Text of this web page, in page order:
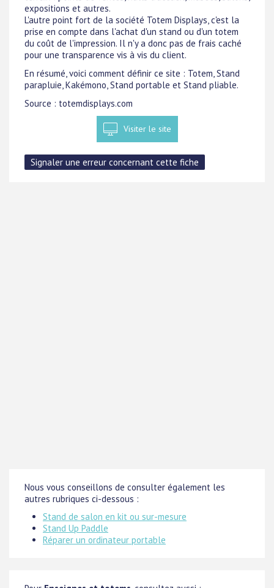
expositions et autres.
L'autre point fort de la société Totem Displays, c'est la
prise en compte dans l'achat d'un stand ou d'un totem
du coût de l'impression. Il n'y a donc pas de frais caché
pour une transparence vis à vis du client.
En résumé, voici comment définir ce site : Totem, Stand
parapluie, Kakémono, Stand portable et Stand pliable.
Source : totemdisplays.com
Visiter le site
Nous vous conseillons de consulter également les
autres rubriques ci-dessous :
Stand de salon en kit ou sur-mesure
Stand Up Paddle
Réparer un ordinateur portable